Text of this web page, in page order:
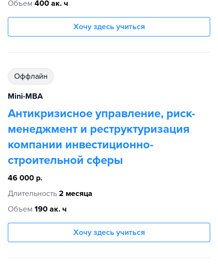
Объем 400 ак. ч
Хочу здесь учиться
Оффлайн
Mini-MBA
Антикризисное управление, риск-
менеджмент и реструктуризация
компании инвестиционно-
строительной сферы
46 000 р.
Длительность 2 месяца
Объем 190 ак. ч
Хочу здесь учиться